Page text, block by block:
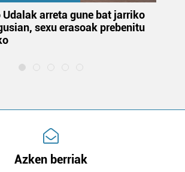
arreta gune bat jarriko
sexu erasoak prebenitu
Azken berriak